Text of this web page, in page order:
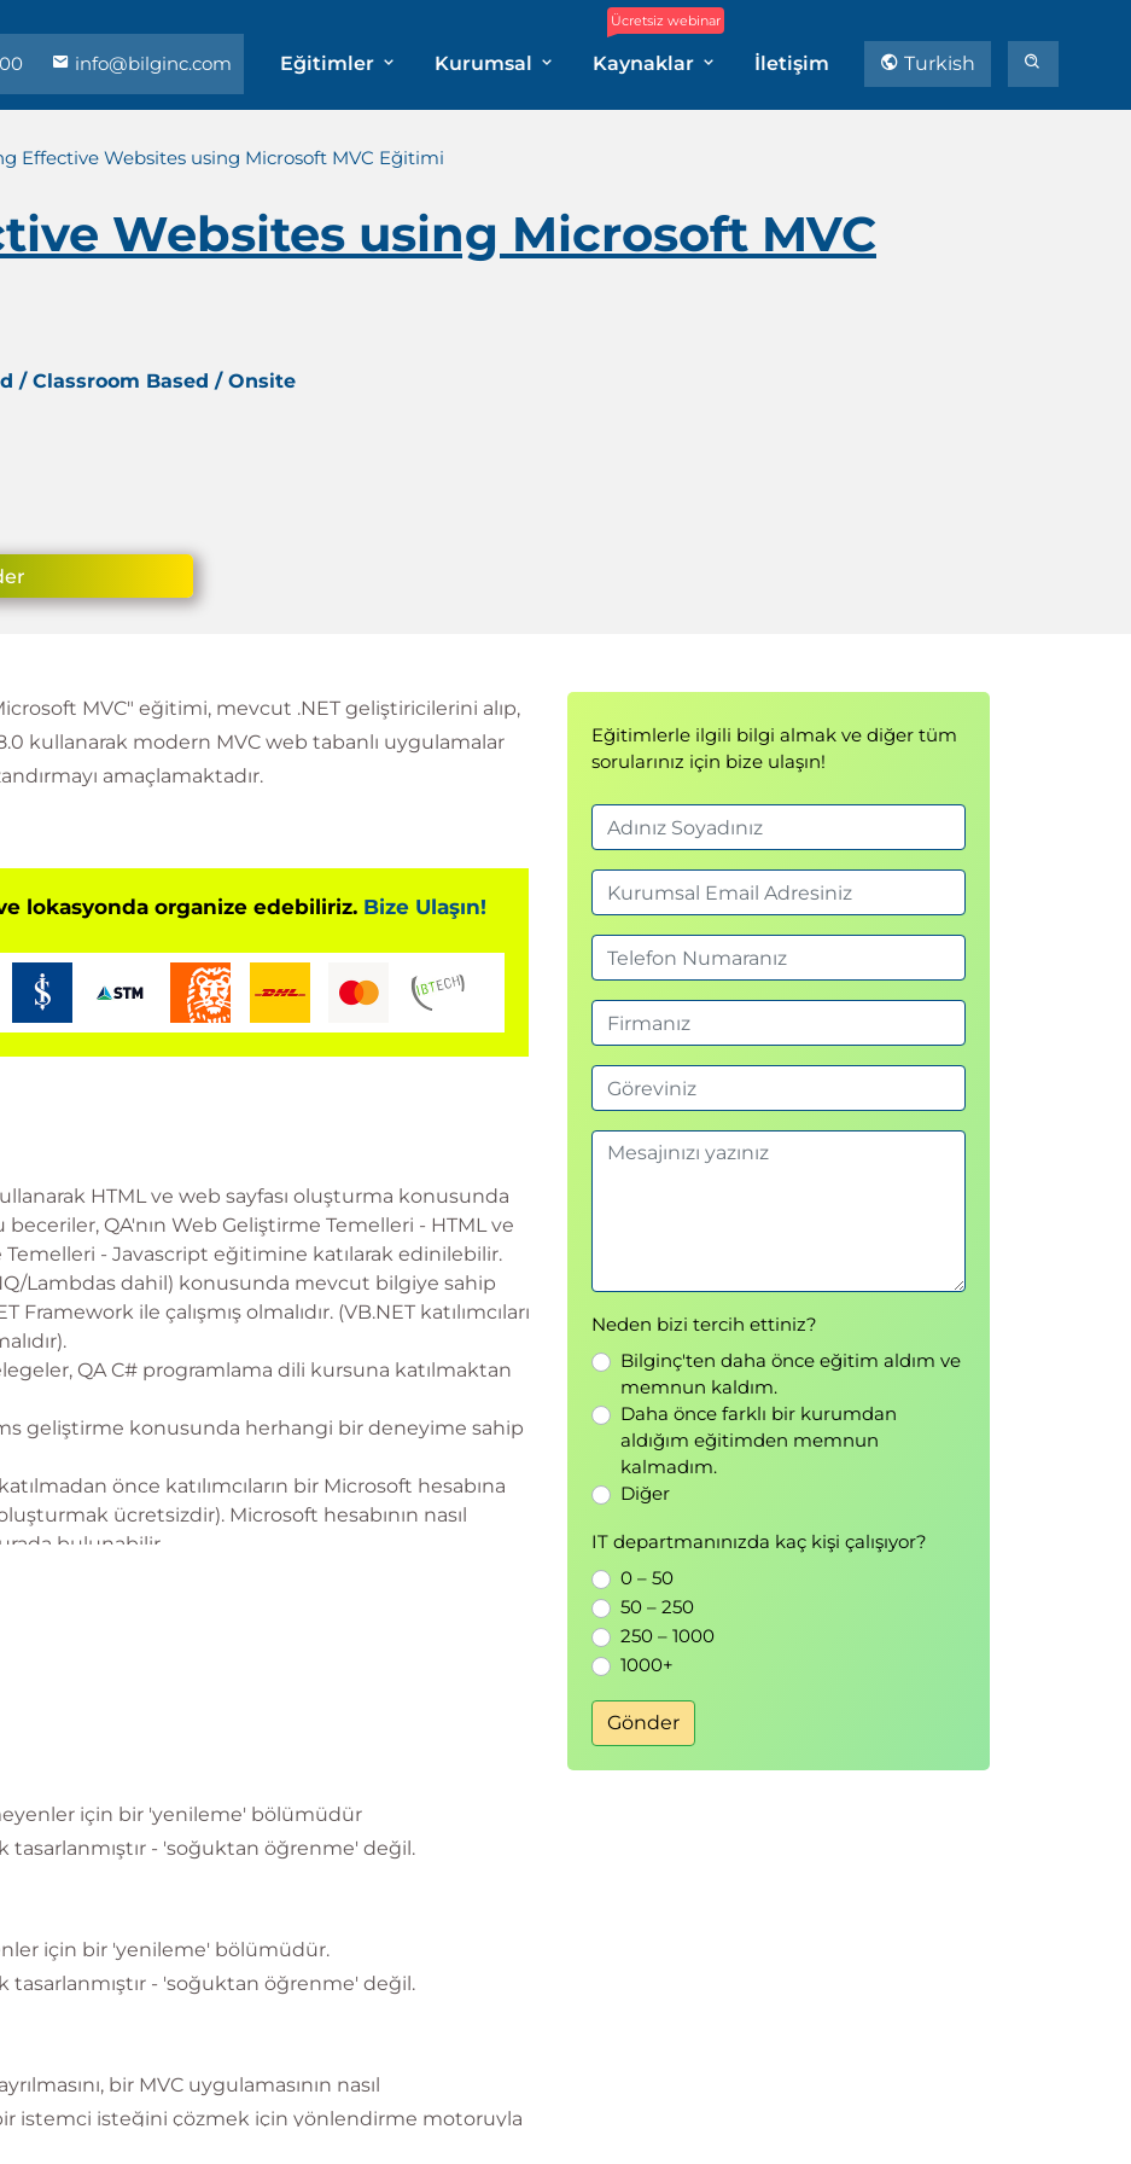
info@bilginc.com Eğitimler Kurumsal
Ücretsiz webinar
Kaynaklar İletişim Turkish
Effective Websites using Microsoft MVC Eğitimi
Websites using Microsoft MVC
/ Classroom Based / Onsite
MVC" eğitimi, mevcut .NET geliştiricilerini alıp,
kullanarak modern MVC web tabanlı uygulamalar
amaçlamaktadır.
lokasyonda organize edebiliriz. Bize Ulaşın!
HTML ve web sayfası oluşturma konusunda
QA'nın Web Geliştirme Temelleri - HTML ve
- Javascript eğitimine katılarak edinilebilir.
Lambdas dahil) konusunda mevcut bilgiye sahip
Framework ile çalışmış olmalıdır. (VB.NET katılımcıları
QA C# programlama dili kursuna katılmaktan
geliştirme konusunda herhangi bir deneyime sahip
önce katılımcıların bir Microsoft hesabına
ücretsizdir). Microsoft hesabının nasıl
bulunabilir.
için bir 'yenileme' bölümüdür
tasarlanmıştır - 'soğuktan öğrenme' değil.
için bir 'yenileme' bölümüdür.
tasarlanmıştır - 'soğuktan öğrenme' değil.
bir MVC uygulamasının nasıl
bir istemci isteğini çözmek için yönlendirme motoruyla
Modeller, Denetleyiciler ve Görünümlerle çalışmayı
Eğitimlerle ilgili bilgi almak ve diğer tüm
sorularınız için bize ulaşın!
Neden bizi tercih ettiniz?
Bilginç'ten daha önce eğitim aldım ve
memnun kaldım.
Daha önce farklı bir kurumdan
aldığım eğitimden memnun
kalmadım.
Diğer
IT departmanınızda kaç kişi çalışıyor?
0 – 50
50 – 250
250 – 1000
1000+
Gönder